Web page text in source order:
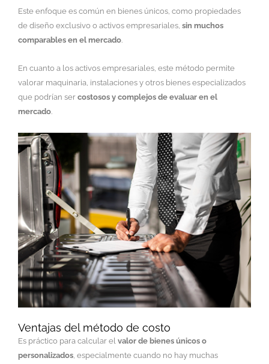
Este enfoque es común en bienes únicos, como propiedades
de diseño exclusivo o activos empresariales, sin muchos
comparables en el mercado.
En cuanto a los activos empresariales, este método permite
valorar maquinaria, instalaciones y otros bienes especializados
que podrían ser costosos y complejos de evaluar en el
mercado.
Ventajas del método de costo
Es práctico para calcular el valor de bienes únicos o
personalizados , especialmente cuando no hay muchas